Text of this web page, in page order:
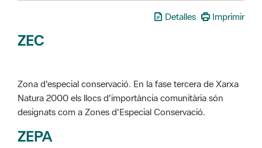
Detalles Imprimir
ZEC
Zona d'especial conservació. En la fase tercera de Xarxa
Natura 2000 els llocs d'importància comunitària són
designats com a Zones d'Especial Conservació.
ZEPA